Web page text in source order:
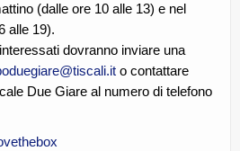
(dalle ore 10 alle 13) e nel
alle 19).
dovranno inviare una
o contattare
Due Giare al numero di telefono